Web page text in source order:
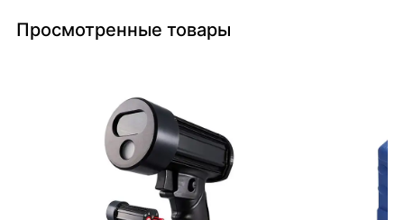
Просмотренные товары